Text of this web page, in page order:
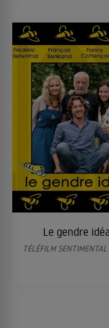
Le gendre
TÉLÉFILM